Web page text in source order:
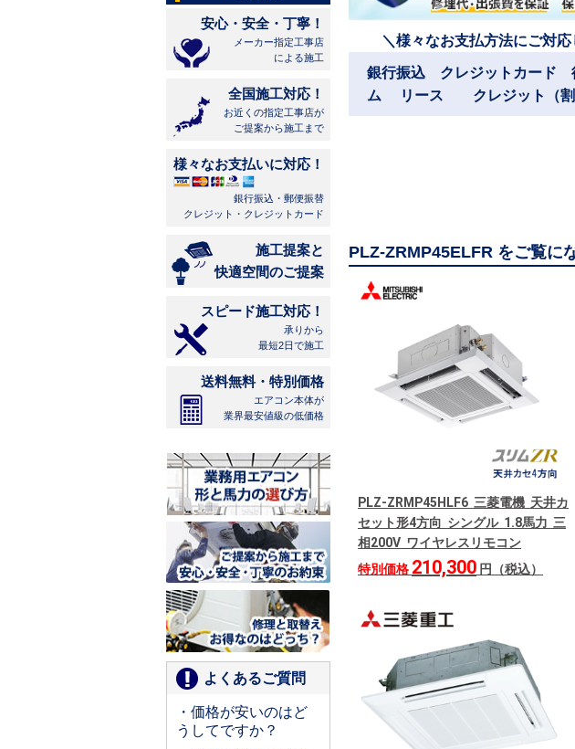
安心・安全・丁寧！
メーカー指定工事店
による施工
全国施工対応！
お近くの指定工事店が
ご提案から施工まで
様々なお支払いに対応！
銀行振込・郵便振替
クレジット・クレジットカード
施工提案と
快適空間のご提案
スピード施工対応！
承りから
最短2日で施工
送料無料・特別価格
エアコン本体が
業界最安値級の低価格
よくあるご質問
・価格が安いのはど
うしてですか？
＼様々なお支払方法にご対
銀行振込 クレジットカード
ム リース クレジット（割
PLZ-ZRMP45ELFR をご覧に
PLZ-ZRMP45HLF6 三菱電機 天井カ
セット形4方向 シングル 1.8馬力 三
相200V ワイヤレスリモコン
特別価格 210,300 円（税込）